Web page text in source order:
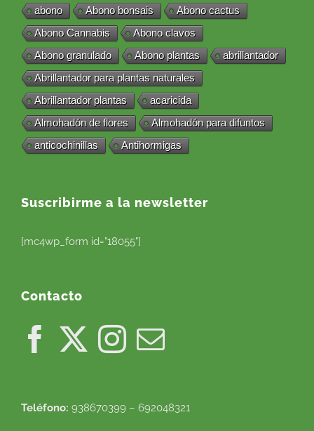
abono Abono bonsais
Abono cactus
Abono Cannabis
Abono clavos
Abono granulado
Abono plantas
abrillantador
Abrillantador para plantas naturales
Abrillantador plantas
acaricida
Almohadón de flores
Almohadón para difuntos
anticochinillas
Antihormigas
Suscribirme a la newsletter
[mc4wp_form id="18055"]
Contacto
Teléfono: 938670399 – 692048321